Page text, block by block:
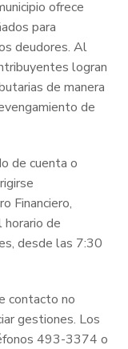
ofrece
para
deudores. Al
logran
de manera
de
de cuenta o
Financiero,
horario de
desde las 7:30
contacto no
gestiones. Los
493-3374 o